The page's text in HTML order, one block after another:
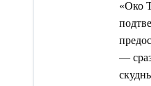
«Око
—